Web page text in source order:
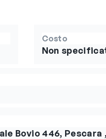
Costo
Non
Bovio 446, Pescara